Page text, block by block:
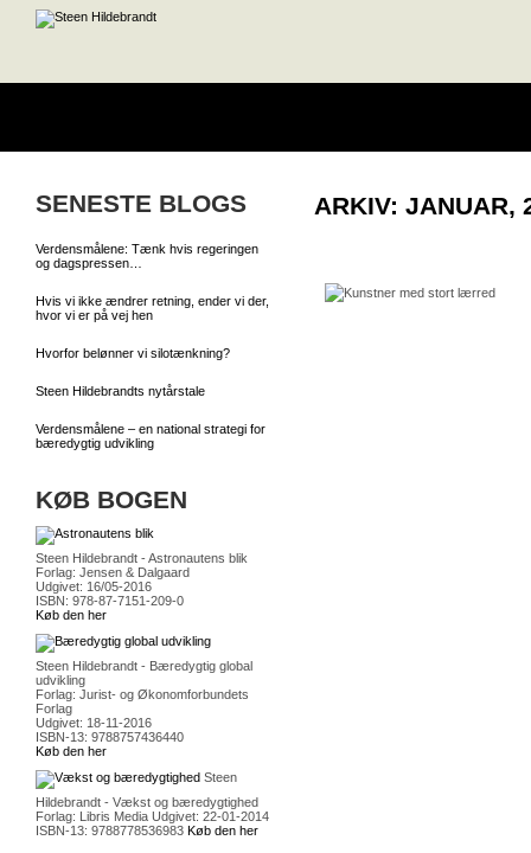
SENESTE BLOGS
Verdensmålene: Tænk hvis regeringen
og dagspressen…
Hvis vi ikke ændrer retning, ender vi der,
hvor vi er på vej hen
Hvorfor belønner vi silotænkning?
Steen Hildebrandts nytårstale
Verdensmålene – en national strategi for
bæredygtig udvikling
KØB BOGEN
Steen Hildebrandt - Astronautens blik
Forlag: Jensen & Dalgaard
Udgivet: 16/05-2016
ISBN: 978-87-7151-209-0
Køb den her
Steen Hildebrandt - Bæredygtig global
udvikling
Forlag: Jurist- og Økonomforbundets
Forlag
Udgivet: 18-11-2016
ISBN-13: 9788757436440
Køb den her
Steen
Hildebrandt - Vækst og bæredygtighed
Forlag: Libris Media Udgivet: 22-01-2014
ISBN-13: 9788778536983 Køb den her
ARKIV: JANUAR,